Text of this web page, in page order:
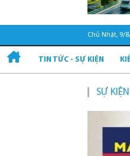
Chủ Nhật, 9/
TIN TỨC - SỰ KIỆN
SỰ